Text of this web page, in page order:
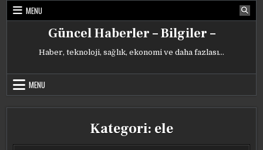
Skip
MENU
Güncel Haberler – Bilgiler –
Haber, teknoloji, sağlık, ekonomi ve daha fazlası…
MENU
Kategori: ele